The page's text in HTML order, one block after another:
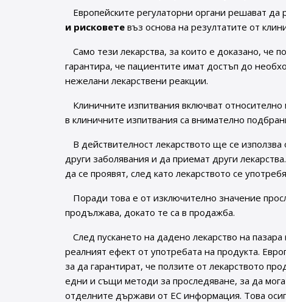
Европейските регулаторни органи решават
и рисковете въз основа на резултатите от
Само тези лекарства, за които е доказано, че
гарантира, че пациентите имат достъп до
нежелани лекарствени реакции.
Клиничните изпитвания включват
в клиничните изпитвания са внимателно
В действителност лекарството ще се
други заболявания и да приемат други
да се проявят, след като лекарството се
Поради това е от изключително значение
продължава, докато те са в продажба.
След пускането на дадено лекарство на
реалният ефект от употребата на продукта.
за да гарантират, че ползите от лекарството
едни и същи методи за проследяване, за да
отделните държави от ЕС информация. Това